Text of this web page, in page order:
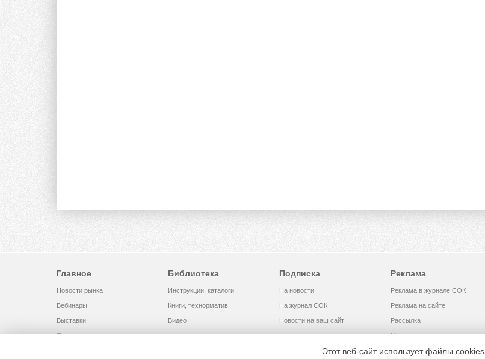
Главное
Новости рынка
Вебинары
Выставки
Помощь
Библиотека
Инструкции, каталоги
Книги, технорматив
Видео
Подписка
На новости
На журнал СОК
Новости на ваш сайт
Реклама
Реклама в журнале СОК
Реклама на сайте
Рассылка
Медиакит
Этот веб-сайт использует файлы cookies.